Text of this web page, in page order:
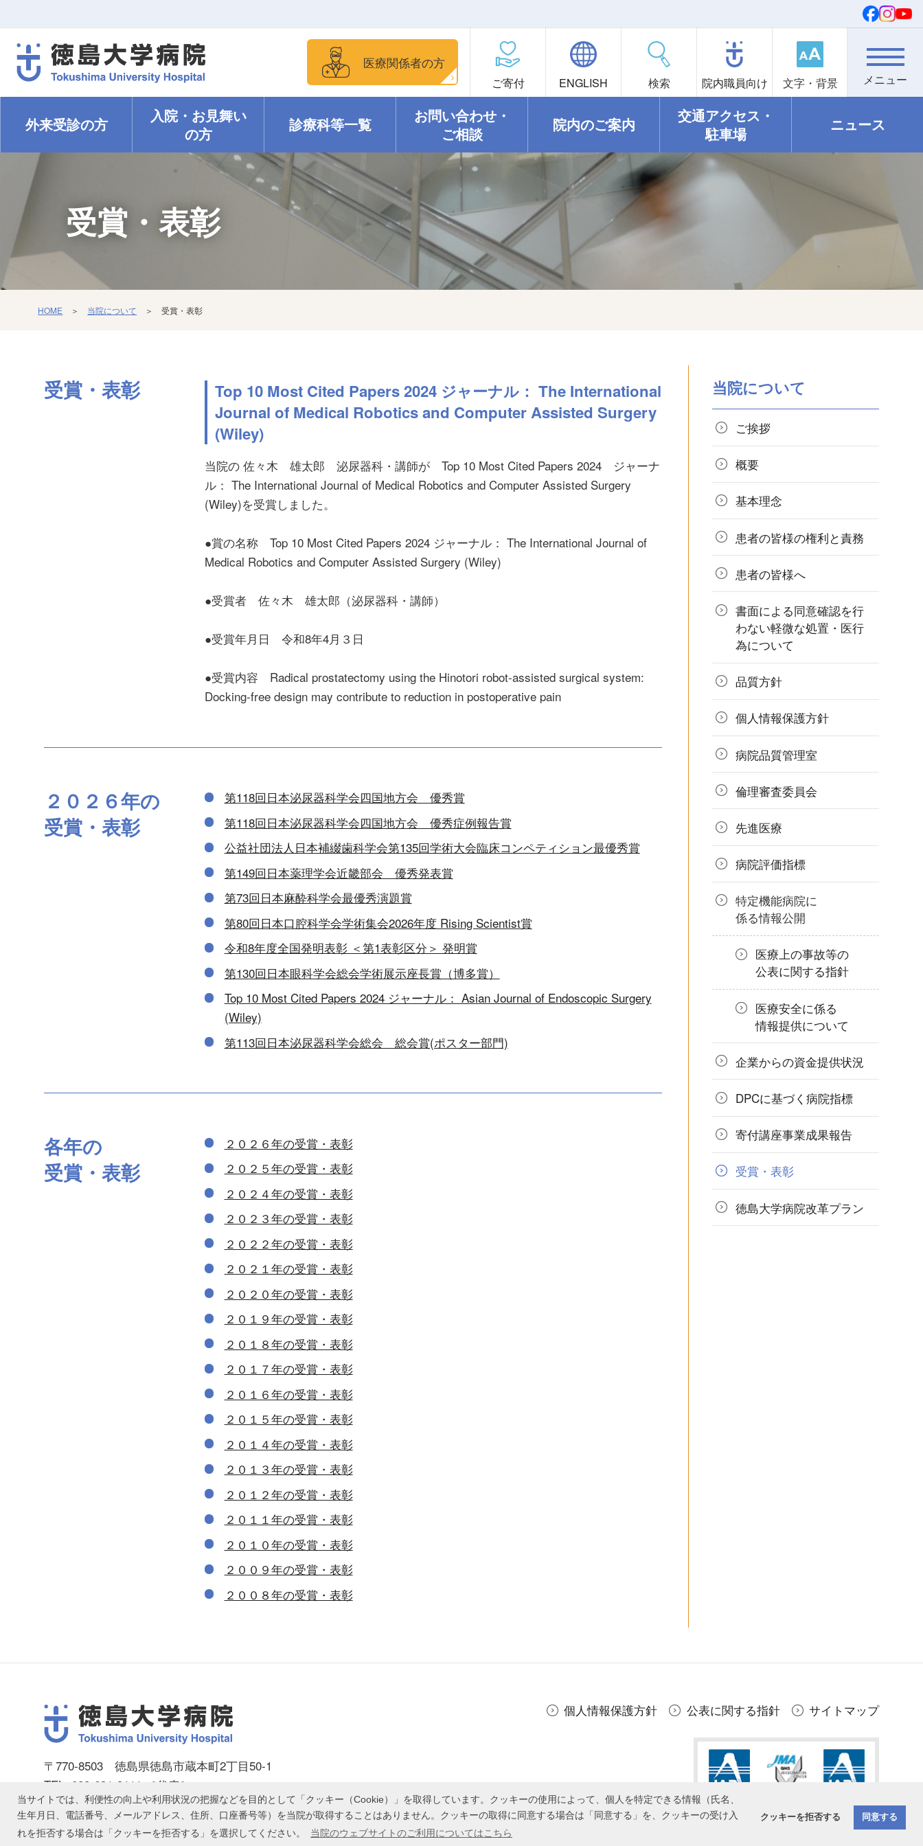
当サイトでは、利便性の向上や利用状況の把握などを目的として「クッキー（Cookie）」を取得しています。クッキーの使用によって、個人を特定できる情報（氏名、
生年月日、電話番号、メールアドレス、住所、口座番号等）を当院が取得することはありません。クッキーの取得に同意する場合は「同意する」を、クッキーの受け入
れを拒否する場合は「クッキーを拒否する」を選択してください。
当院のウェブサイトのご利用についてはこちら
クッキーを拒否する 同意する
医療関係者の方
ご寄付 ENGLISH 検索 院内職員向け 文字・背景
外来受診の方 入院・ お見舞い
の方
診療科等一覧
お問い合わせ・
ご相談
院内のご案内
交通アクセス・
駐車場
ニュース
受賞・表彰
HOME ＞ 当院について ＞ 受賞・表彰
受賞・表彰
Top 10 Most Cited Papers 2024 ジャーナル： The International
Journal of Medical Robotics and Computer Assisted Surgery
(Wiley)
当院の 佐々木 雄太郎 泌尿器科・講師が Top 10 Most Cited Papers 2024 ジャーナ
ル： The International Journal of Medical Robotics and Computer Assisted Surgery
(Wiley)を受賞しました。
●賞の名称 Top 10 Most Cited Papers 2024 ジャーナル： The International Journal of
Medical Robotics and Computer Assisted Surgery (Wiley)
●受賞者 佐々木 雄太郎（泌尿器科・講師）
●受賞年月日 令和8年4月３日
●受賞内容 Radical prostatectomy using the Hinotori robot-assisted surgical system:
Docking-free design may contribute to reduction in postoperative pain
２０２６年の
受賞・表彰
第118回日本泌尿器科学会四国地方会 優秀賞
第118回日本泌尿器科学会四国地方会 優秀症例報告賞
公益社団法人日本補綴歯科学会第135回学術大会臨床コンペティション最優秀賞
第149回日本薬理学会近畿部会 優秀発表賞
第73回日本麻酔科学会最優秀演題賞
第80回日本口腔科学会学術集会2026年度 Rising Scientist賞
令和8年度全国発明表彰 ＜第1表彰区分＞ 発明賞
第130回日本眼科学会総会学術展示座長賞（博多賞）
Top 10 Most Cited Papers 2024 ジャーナル： Asian Journal of Endoscopic Surgery
(Wiley)
第113回日本泌尿器科学会総会 総会賞(ポスター部門)
各年の
受賞・表彰
２０２６年の受賞・表彰
２０２５年の受賞・表彰
２０２４年の受賞・表彰
２０２３年の受賞・表彰
２０２２年の受賞・表彰
２０２１年の受賞・表彰
２０２０年の受賞・表彰
２０１９年の受賞・表彰
２０１８年の受賞・表彰
２０１７年の受賞・表彰
２０１６年の受賞・表彰
２０１５年の受賞・表彰
２０１４年の受賞・表彰
２０１３年の受賞・表彰
２０１２年の受賞・表彰
２０１１年の受賞・表彰
２０１０年の受賞・表彰
２００９年の受賞・表彰
２００８年の受賞・表彰
当院について
ご挨拶
概要
基本理念
患者の皆様の権利と責務
患者の皆様へ
書面による同意確認を行
わない軽微な処置・医行
為について
品質方針
個人情報保護方針
病院品質管理室
倫理審査委員会
先進医療
病院評価指標
特定機能病院に
係る情報公開
医療上の事故等の
公表に関する指針
医療安全に係る
情報提供について
企業からの資金提供状況
DPCに基づく病院指標
寄付講座事業成果報告
受賞・表彰
徳島大学病院改革プラン
〒770-8503 徳島県徳島市蔵本町2丁目50-1
TEL: 088-631-3111 ［代表］
個人情報保護方針 公表に関する指針 サイトマップ
© 1998-2026 Tokushima University Hospital